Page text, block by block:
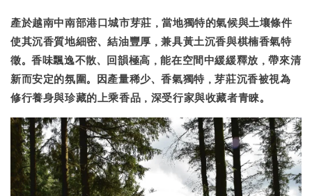
產於越南中南部港口城市芽莊，當地獨特的氣候與土壤條件
使其沉香質地細密、結油豐厚，兼具黃土沉香與棋楠香氣特
徵。香味飄逸不散、回韻極高，能在空間中緩緩釋放，帶來清
新而安定的氛圍。因產量稀少、香氣獨特，芽莊沉香被視為
修行養身與珍藏的上乘香品 ，深受行家與收藏者青睞。